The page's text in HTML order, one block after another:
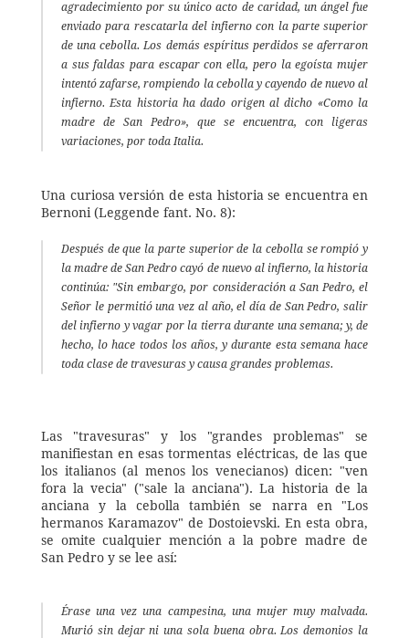
agradecimiento por su único acto de caridad, un ángel fue
enviado para rescatarla del infierno con la parte superior
de una cebolla. Los demás espíritus perdidos se aferraron
a sus faldas para escapar con ella, pero la egoísta mujer
intentó zafarse, rompiendo la cebolla y cayendo de nuevo al
infierno. Esta historia ha dado origen al dicho «Como la
madre de San Pedro», que se encuentra, con ligeras
variaciones, por toda Italia.
Una curiosa versión de esta historia se encuentra en
Bernoni (Leggende fant. No. 8):
Después de que la parte superior de la cebolla se rompió y
la madre de San Pedro cayó de nuevo al infierno, la historia
continúa: "Sin embargo, por consideración a San Pedro, el
Señor le permitió una vez al año, el día de San Pedro, salir
del infierno y vagar por la tierra durante una semana; y, de
hecho, lo hace todos los años, y durante esta semana hace
toda clase de travesuras y causa grandes problemas.
Las "travesuras" y los "grandes problemas" se
manifiestan en esas tormentas eléctricas, de las que
los italianos (al menos los venecianos) dicen: "ven
fora la vecia" ("sale la anciana"). La historia de la
anciana y la cebolla también se narra en "Los
hermanos Karamazov" de Dostoievski. En esta obra,
se omite cualquier mención a la pobre madre de
San Pedro y se lee así:
Érase una vez una campesina, una mujer muy malvada.
Murió sin dejar ni una sola buena obra. Los demonios la